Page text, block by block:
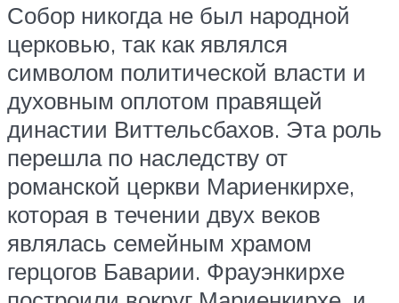
Собор никогда не был народной
церковью, так как являлся
символом политической власти и
духовным оплотом правящей
династии Виттельсбахов. Эта роль
перешла по наследству от
романской церкви Мариенкирхе,
которая в течении двух веков
являлась семейным храмом
герцогов Баварии. Фрауэнкирхе